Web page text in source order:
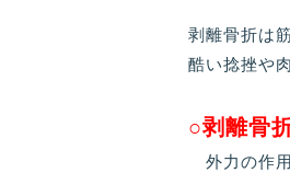
剥離骨折は
酷い捻挫や
○剥離骨
外力の作